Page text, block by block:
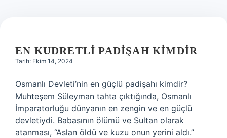
EN KUDRETLI PADIŞAH KIMDIR
Tarih: Ekim 14, 2024
Osmanlı Devleti’nin en güçlü padişahı kimdir?
Muhteşem Süleyman tahta çıktığında, Osmanlı
İmparatorluğu dünyanın en zengin ve en güçlü
devletiydi. Babasının ölümü ve Sultan olarak
atanması, “Aslan öldü ve kuzu onun yerini aldı.”